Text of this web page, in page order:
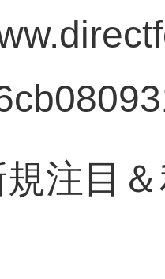
注目